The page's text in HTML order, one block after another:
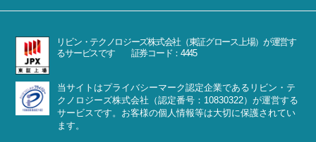
リビン・テクノロジーズ株式会社（東証グロース上場）が運営す
るサービスです 証券コード：4445
当サイトはプライバシーマーク認定企業であるリビン・テ
クノロジーズ株式会社（認定番号：10830322）が運営する
サービスです。お客様の個人情報等は大切に保護されてい
ます。